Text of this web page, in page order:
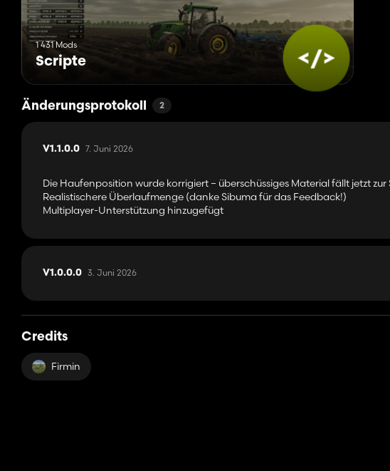
1 431 Mods
Scripte
Änderungsprotokoll 2
V1.1.0.0 7. Juni 2026
Die Haufenposition wurde korrigiert – überschüssiges Material fällt jetzt
Realistischere Überlaufmenge (danke Sibuma für das Feedback!)
Multiplayer-Unterstützung hinzugefügt
V1.0.0.0 3. Juni 2026
Credits
Firmin